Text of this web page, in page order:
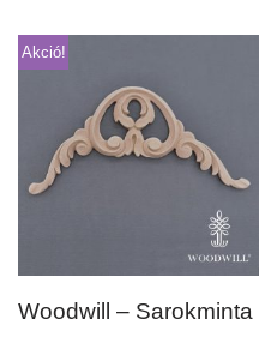
Akció!
Woodwill – Sarokminta